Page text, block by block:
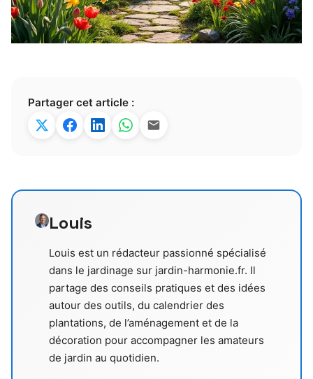
Partager cet article :
Louis
Louis est un rédacteur passionné spécialisé
dans le jardinage sur jardin-harmonie.fr. Il
partage des conseils pratiques et des idées
autour des outils, du calendrier des
plantations, de l’aménagement et de la
décoration pour accompagner les amateurs
de jardin au quotidien.